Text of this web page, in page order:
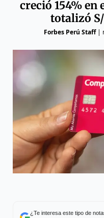
creció 154%
totalizó
Forbes Perú Staff|
¿Te interesa este tipo de